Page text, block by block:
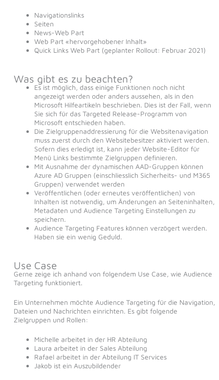
Navigationslinks
Seiten
News-Web Part
Web Part «hervorgehobener Inhalt»
Quick Links Web Part (geplanter Rollout: Februar 2021)
Was gibt es zu beachten?
Es ist möglich, dass einige Funktionen noch nicht
angezeigt werden oder anders aussehen, als in den
Microsoft Hilfeartikeln beschrieben. Dies ist der Fall, wenn
Sie sich für das Targeted Release-Programm von
Microsoft entschieden haben.
Die Zielgruppenaddressierung für die Websitenavigation
muss zuerst durch den Websitebesitzer aktiviert werden.
Sofern dies erledigt ist, kann jeder Website-Editor für
Menü Links bestimmte Zielgruppen definieren.
Mit Ausnahme der dynamischen AAD-Gruppen können
Azure AD Gruppen (einschliesslich Sicherheits- und M365
Gruppen) verwendet werden
Veröffentlichen (oder erneutes veröffentlichen) von
Inhalten ist notwendig, um Änderungen an Seiteninhalten,
Metadaten und Audience Targeting Einstellungen zu
speichern.
Audience Targeting Features können verzögert werden.
Haben sie ein wenig Geduld.
Use Case
Gerne zeige ich anhand von folgendem Use Case, wie Audience
Targeting funktioniert.
Ein Unternehmen möchte Audience Targeting für die Navigation,
Dateien und Nachrichten einrichten. Es gibt folgende
Zielgruppen und Rollen:
Michelle arbeitet in der HR Abteilung
Laura arbeitet in der Sales Abteilung
Rafael arbeitet in der Abteilung IT Services
Jakob ist ein Auszubildender